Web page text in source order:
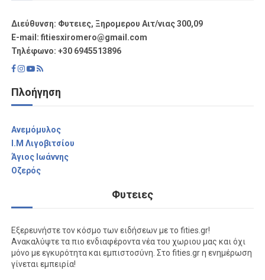
Διεύθυνση: Φυτειες, Ξηρομερου Αιτ/νιας 300,09
Ε-mail: fitiesxiromero@gmail.com
Τηλέφωνο: +30 6945513896
Πλοήγηση
Aνεμόμυλος
I.M Λιγοβιτσίου
Άγιος Ιωάννης
Οζερός
Φυτειες
Εξερευνήστε τον κόσμο των ειδήσεων με το fities.gr!
Ανακαλύψτε τα πιο ενδιαφέροντα νέα του χωριου μας και όχι
μόνο με εγκυρότητα και εμπιστοσύνη. Στο fities.gr η ενημέρωση
γίνεται εμπειρία!